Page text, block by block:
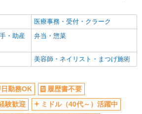
医療事務・受付・クラーク
・助産
弁当・惣菜
美容師・ネイリスト・まつげ施術
日勤務OK
履歴書不要
験歓迎
ミドル（40代～）活躍中